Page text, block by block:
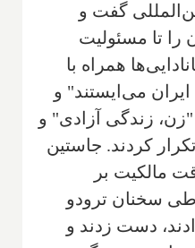
گفت و
را تا مسئولیت
همراه با
ایران می‌ایستند" و
زندگی آزادی" و
کردند. جاستین
مالکیت بر
سخنان ترودو
دست زدند و